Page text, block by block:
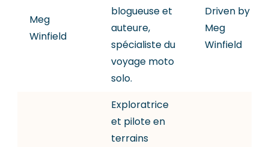
Meg
Winfield
blogueuse et
auteure,
spécialiste du
voyage moto
solo.
Driven by
Meg
Winfield
Exploratrice
et pilote en
terrains